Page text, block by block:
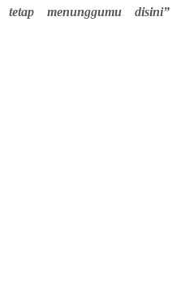
menunggumu disini”